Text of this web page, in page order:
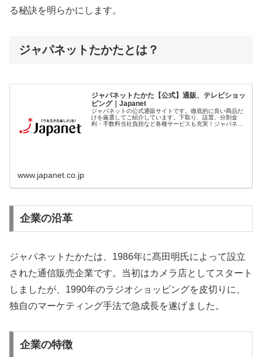
る秘訣を明らかにします。
ジャパネットたかたとは？
ジャパネットたかた【公式】通販、テレビショッ
ピング｜Japanet
ジャパネットの公式通販サイトです。徹底的に良い商品だ
けを厳選してご紹介しています。下取り、設置、分割金
利・手数料当社負担など各種サービスも充実！ジャパネッ
www.japanet.co.jp
企業の沿革
ジャパネットたかたは、1986年に髙田明氏によって設立
された通信販売企業です。当初はカメラ店としてスタート
しましたが、1990年のラジオショッピングを皮切りに、
独自のマーケティング手法で急成長を遂げました。
企業の特徴